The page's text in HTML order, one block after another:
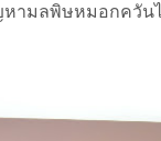
ามลพิษหมอกควัน